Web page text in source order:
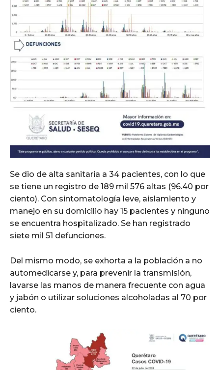
Se dio de alta sanitaria a 34 pacientes, con lo que
se tiene un registro de 189 mil 576 altas (96.40 por
ciento). Con sintomatología leve, aislamiento y
manejo en su domicilio hay 15 pacientes y ninguno
se encuentra hospitalizado. Se han registrado
siete mil 51 defunciones.
Del mismo modo, se exhorta a la población a no
automedicarse y, para prevenir la transmisión,
lavarse las manos de manera frecuente con agua
y jabón o utilizar soluciones alcoholadas al 70 por
ciento.